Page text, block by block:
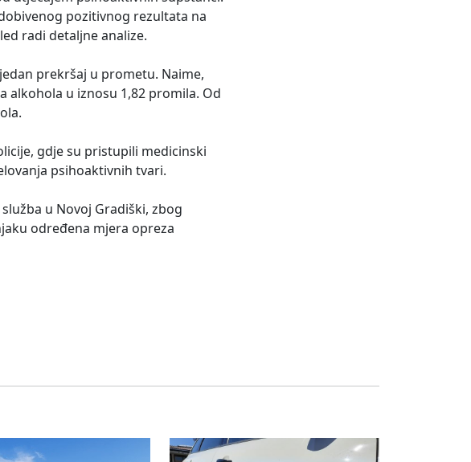
pozitivnog rezultata na
radi detaljne analize.
prekršaj u prometu. Naime,
u iznosu 1,82 promila. Od
gdje su pristupili medicinski
psihoaktivnih tvari.
u Novoj Gradiški, zbog
određena mjera opreza